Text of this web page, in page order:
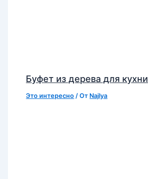
Буфет из дерева для кухни
Это интересно / От Najlya